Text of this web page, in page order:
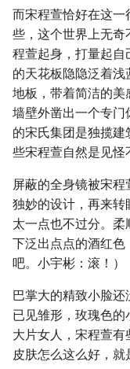
而宋程萱恰好在这
些，这个世界上无
程萱起身，打量起
的天花板隐隐泛着
地板，带着简洁的
墙壁外凿出一个专
的宋氏集团是独揽
些宋程萱自然是见怪
屏蔽的全身镜被宋
独妙的设计，再来
太一点也不过分。
下泛出点点的酒红色
吧。小宇彬：滚！）
巴掌大的精致小脸
已见雏形，玫瑰色
大片女人，宋程萱
皮肤怎么这么好，就